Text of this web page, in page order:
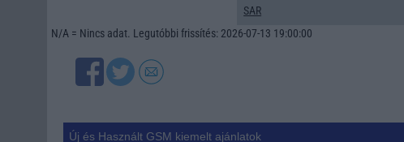
SAR
N/A = Nincs adat. Legutóbbi frissítés: 2026-07-13 19:00:00
Új és Használt GSM kiemelt ajánlatok